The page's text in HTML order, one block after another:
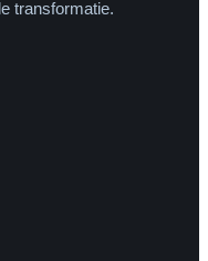
transformatie.